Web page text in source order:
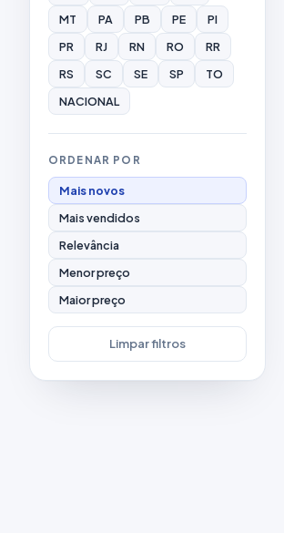
MT
PA PB PE
PI
PR
RJ RN RO
RR
RS
SC SE SP
TO
NACIONAL
ORDENAR POR
Mais novos
Mais vendidos
Relevância
Menor preço
Maior preço
Limpar filtros